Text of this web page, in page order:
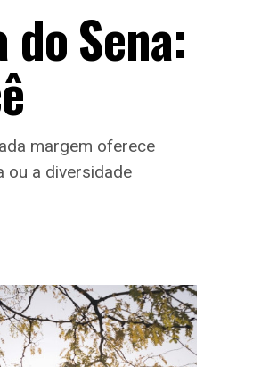
Sena:
margem oferece
ou a diversidade